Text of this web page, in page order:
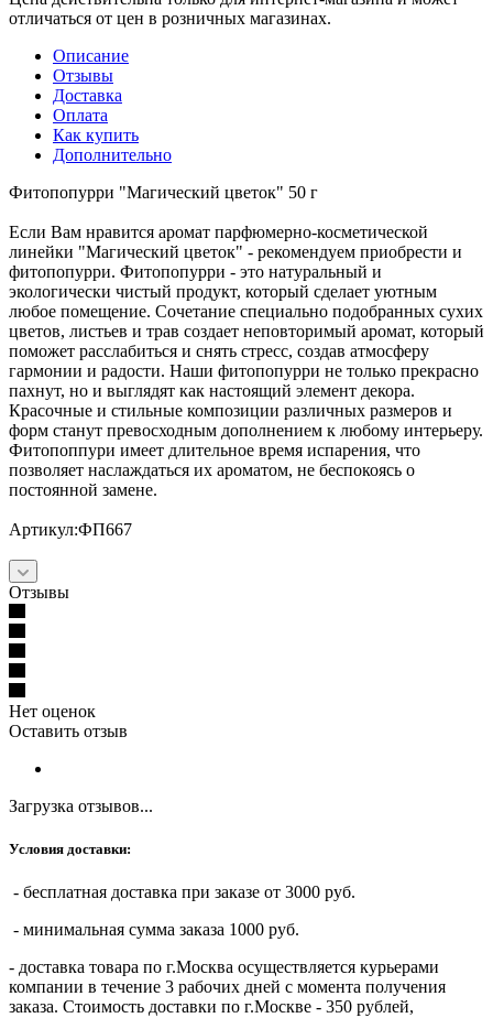
отличаться от цен в розничных магазинах.
Описание
Отзывы
Доставка
Оплата
Как купить
Дополнительно
Фитопопурри "Магический цветок" 50 г
Если Вам нравится аромат парфюмерно-косметической
линейки "Магический цветок" - рекомендуем приобрести и
фитопопурри. Фитопопурри - это натуральный и
экологически чистый продукт, который сделает уютным
любое помещение. Сочетание специально подобранных сухих
цветов, листьев и трав создает неповторимый аромат, который
поможет расслабиться и снять стресс, создав атмосферу
гармонии и радости. Наши фитопопурри не только прекрасно
пахнут, но и выглядят как настоящий элемент декора.
Красочные и стильные композиции различных размеров и
форм станут превосходным дополнением к любому интерьеру.
Фитопоппури имеет длительное время испарения, что
позволяет наслаждаться их ароматом, не беспокоясь о
постоянной замене.
Артикул:ФП667
Отзывы
Нет оценок
Оставить отзыв
Загрузка отзывов...
Условия доставки:
- бесплатная доставка при заказе от 3000 руб.
- минимальная сумма заказа 1000 руб.
- доставка товара по г.Москва осуществляется курьерами
компании в течение 3 рабочих дней с момента получения
заказа. Стоимость доставки по г.Москве - 350 рублей,